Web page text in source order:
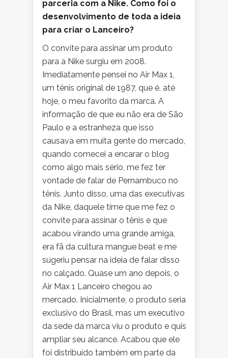
parceria com a Nike. Como foi o
desenvolvimento de toda a ideia
para criar o Lanceiro?
O convite para assinar um produto
para a Nike surgiu em 2008.
Imediatamente pensei no Air Max 1,
um tênis original de 1987, que é, até
hoje, o meu favorito da marca. A
informação de que eu não era de São
Paulo e a estranheza que isso
causava em muita gente do mercado,
quando comecei a encarar o blog
como algo mais sério, me fez ter
vontade de falar de Pernambuco no
tênis. Junto disso, uma das executivas
da Nike, daquele time que me fez o
convite para assinar o tênis e que
acabou virando uma grande amiga,
era fã da cultura mangue beat e me
sugeriu pensar na ideia de falar disso
no calçado. Quase um ano depois, o
Air Max 1 Lanceiro chegou ao
mercado. Inicialmente, o produto seria
exclusivo do Brasil, mas um executivo
da sede da marca viu o produto e quis
ampliar seu alcance. Acabou que ele
foi distribuído também em parte da